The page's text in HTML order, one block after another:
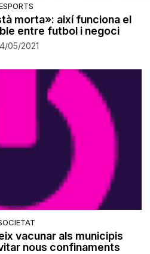
morta»: així funciona el
entre futbol i negoci
05/2021
vacunar als municipis
nous confinaments